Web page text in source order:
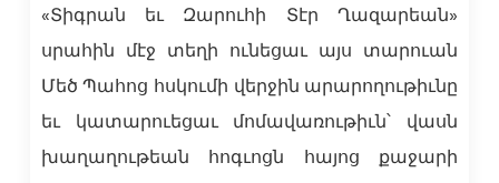
«Տիգրան եւ Զարուհի Տէր Ղազարեան»
սրահին մէջ տեղի ունեցաւ այս տարուան
Մեծ Պահոց հսկումի վերջին արարողութիւնը
եւ կատարուեցաւ մոմավառութիւն՝ վասն
խաղաղութեան հոգւոցն հայոց քաջարի